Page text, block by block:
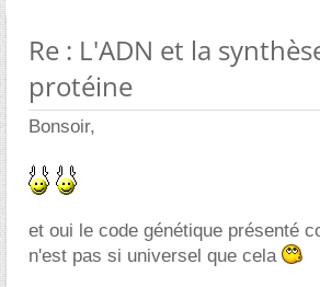
Re : L'ADN et la
protéine
Bonsoir,
et oui le code génétique présenté
n'est pas si universel que cela